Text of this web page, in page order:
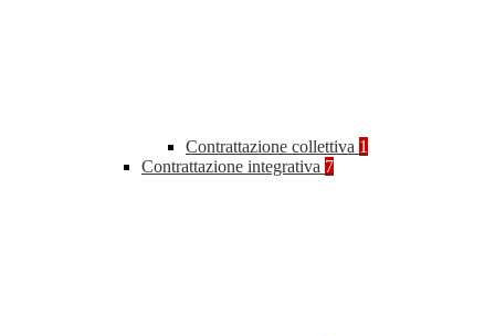
Contrattazione collettiva 1
Contrattazione integrativa 7